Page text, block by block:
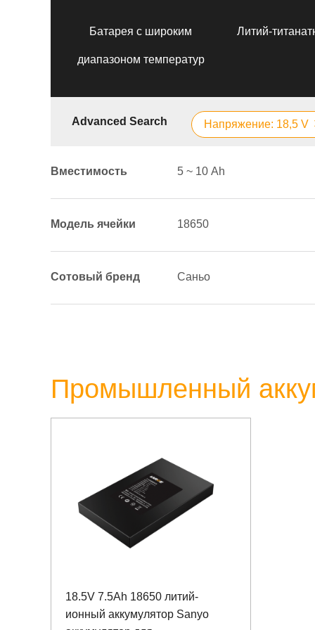
Батарея с широким
диапазоном температур
Литий-
Advanced Search Напряжение: 18,5 V
Вместимость 5 ~ 10 Аh
Модель ячейки 18650
Сотовый бренд Саньо
Промышленный
18.5V 7.5Ah 18650 литий-
ионный аккумулятор Sanyo